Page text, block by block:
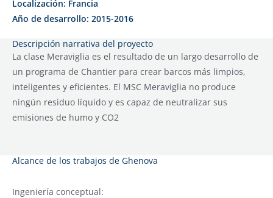
Localización: Francia
Año de desarrollo: 2015-2016
Descripción narrativa del proyecto
La clase Meraviglia es el resultado de un largo desarrollo de
un programa de Chantier para crear barcos más limpios,
inteligentes y eficientes. El MSC Meraviglia no produce
ningún residuo líquido y es capaz de neutralizar sus
emisiones de humo y CO2
Alcance de los trabajos de Ghenova
Ingeniería conceptual: